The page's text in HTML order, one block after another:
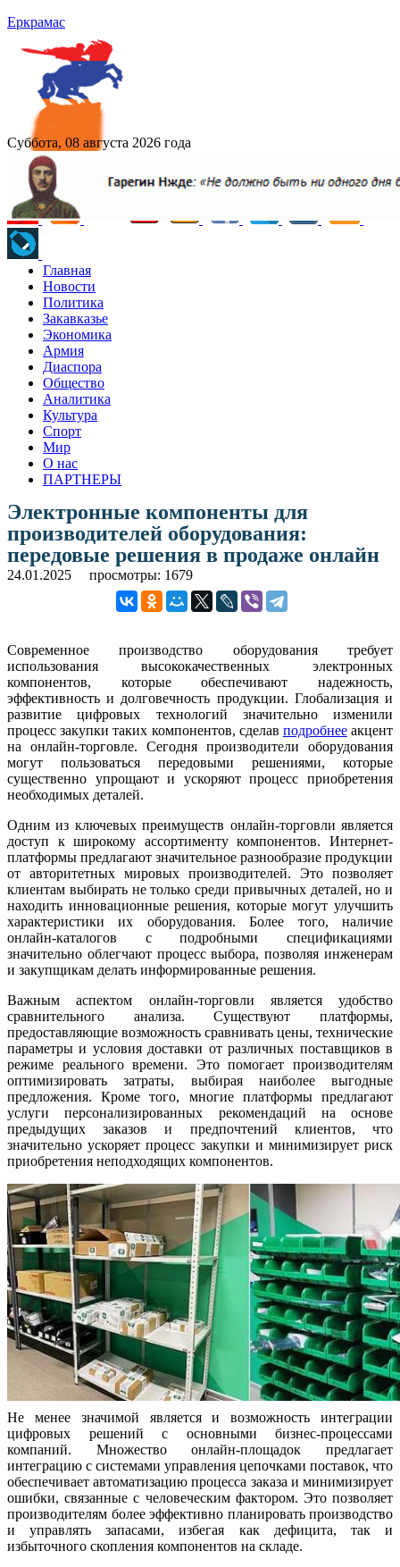
Еркрамас
Суббота, 08 августа 2026 года
Главная
Новости
Политика
Закавказье
Экономика
Армия
Диаспора
Общество
Аналитика
Культура
Спорт
Мир
О нас
ПАРТНЕРЫ
Электронные компоненты для
производителей оборудования:
передовые решения в продаже онлайн
24.01.2025 просмотры: 1679
Современное производство оборудования требует
использования высококачественных электронных
компонентов, которые обеспечивают надежность,
эффективность и долговечность продукции. Глобализация и
развитие цифровых технологий значительно изменили
процесс закупки таких компонентов, сделав подробнееакцент
на онлайн-торговле. Сегодня производители оборудования
могут пользоваться передовыми решениями, которые
существенно упрощают и ускоряют процесс приобретения
необходимых деталей.
Одним из ключевых преимуществ онлайн-торговли является
доступ к широкому ассортименту компонентов. Интернет-
платформы предлагают значительное разнообразие продукции
от авторитетных мировых производителей. Это позволяет
клиентам выбирать не только среди привычных деталей, но и
находить инновационные решения, которые могут улучшить
характеристики их оборудования. Более того, наличие
онлайн-каталогов с подробными спецификациями
значительно облегчают процесс выбора, позволяя инженерам
и закупщикам делать информированные решения.
Важным аспектом онлайн-торговли является удобство
сравнительного анализа. Существуют платформы,
предоставляющие возможность сравнивать цены, технические
параметры и условия доставки от различных поставщиков в
режиме реального времени. Это помогает производителям
оптимизировать затраты, выбирая наиболее выгодные
предложения. Кроме того, многие платформы предлагают
услуги персонализированных рекомендаций на основе
предыдущих заказов и предпочтений клиентов, что
значительно ускоряет процесс закупки и минимизирует риск
приобретения неподходящих компонентов.
Не менее значимой является и возможность интеграции
цифровых решений с основными бизнес-процессами
компаний. Множество онлайн-площадок предлагает
интеграцию с системами управления цепочками поставок, что
обеспечивает автоматизацию процесса заказа и минимизирует
ошибки, связанные с человеческим фактором. Это позволяет
производителям более эффективно планировать производство
и управлять запасами, избегая как дефицита, так и
избыточного скопления компонентов на складе.